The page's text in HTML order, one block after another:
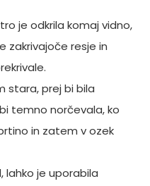
je odkrila komaj vidno,
zakrivajoče resje in
stara, prej bi bila
temno norčevala, ko
in zatem v ozek
lahko je uporabila